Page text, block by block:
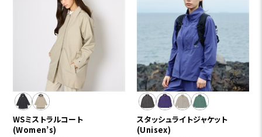
WSミストラルコート
(Women’s)
スタッシュライトジャケット
(Unisex)